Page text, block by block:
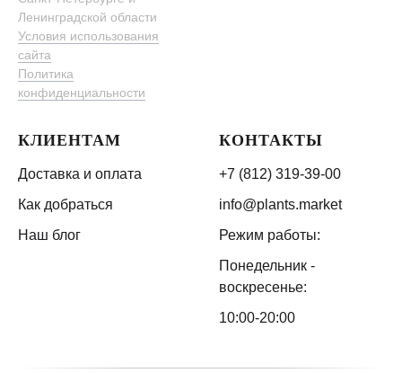
Ленинградской области
Условия использования
сайта
Политика
конфиденциальности
КЛИЕНТАМ
Доставка и оплата
Как добраться
Наш блог
КОНТАКТЫ
+7 (812) 319-39-00
info@plants.market
Режим работы:
Понедельник -
воскресенье:
10:00-20:00